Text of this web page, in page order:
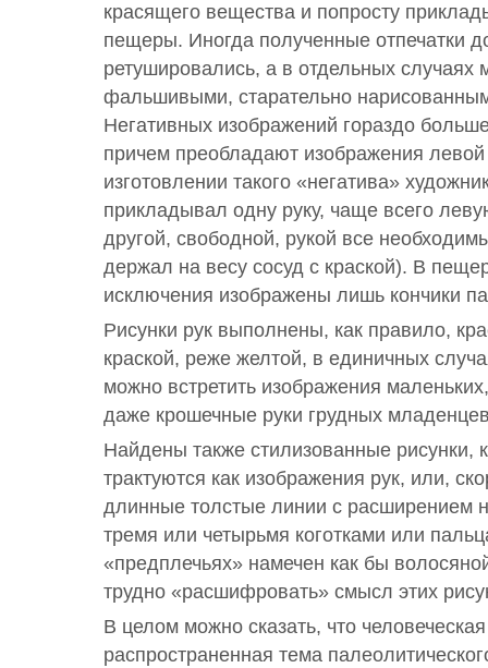
красящего вещества и попросту
пещеры. Иногда полученные отпечатки
ретушировались, а в отдельных случаях
фальшивыми, старательно
Негативных изображений гораздо
причем преобладают изображения левой
изготовлении такого «негатива»
прикладывал одну руку, чаще всего
другой, свободной, рукой все
держал на весу сосуд с краской). В
исключения изображены лишь кончики
Рисунки рук выполнены, как правило,
краской, реже желтой, в единичных
можно встретить изображения
даже крошечные руки грудных
Найдены также стилизованные рисунки,
трактуются как изображения рук, или,
длинные толстые линии с расширением
тремя или четырьмя коготками или
«предплечьях» намечен как бы
трудно «расшифровать» смысл этих
В целом можно сказать, что
распространенная тема